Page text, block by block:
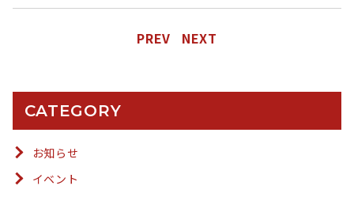
PREV NEXT
CATEGORY
お知らせ
イベント